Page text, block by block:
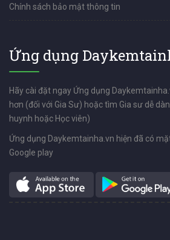
Chính sách bảo mật thông tin
Ứng dụng
Hãy cài đặt ngay Ứng dụng
hơn (đối với Gia Sư) hoặc tìm Gia sư dễ
huynh hoặc Học viên)
Ứng dụng Daykemtainha.vn hiện đã có
Google play